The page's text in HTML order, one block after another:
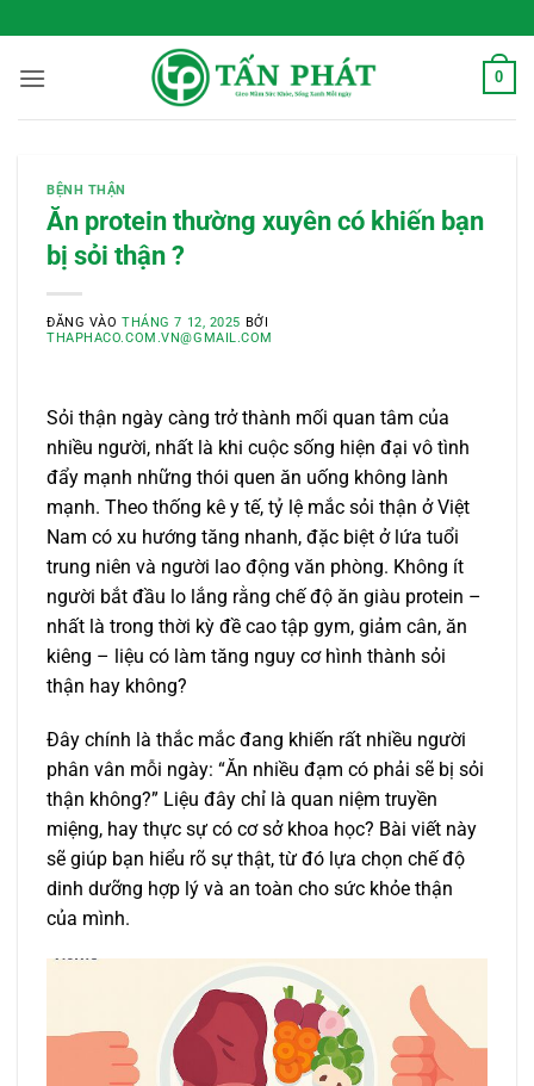
qua
nội
0
BỆNH THẬN
Ăn protein thường xuyên có khiến bạn
bị sỏi thận ?
ĐĂNG VÀOTHÁNG 7 12, 2025 BỞI
THAPHACO.COM.VN@GMAIL.COM
Sỏi thận ngày càng trở thành mối quan tâm của
nhiều người, nhất là khi cuộc sống hiện đại vô tình
đẩy mạnh những thói quen ăn uống không lành
mạnh. Theo thống kê y tế, tỷ lệ mắc sỏi thận ở Việt
Nam có xu hướng tăng nhanh, đặc biệt ở lứa tuổi
trung niên và người lao động văn phòng. Không ít
người bắt đầu lo lắng rằng chế độ ăn giàu protein –
nhất là trong thời kỳ đề cao tập gym, giảm cân, ăn
kiêng – liệu có làm tăng nguy cơ hình thành sỏi
thận hay không?
Đây chính là thắc mắc đang khiến rất nhiều người
phân vân mỗi ngày: “Ăn nhiều đạm có phải sẽ bị sỏi
thận không?” Liệu đây chỉ là quan niệm truyền
miệng, hay thực sự có cơ sở khoa học? Bài viết này
sẽ giúp bạn hiểu rõ sự thật, từ đó lựa chọn chế độ
dinh dưỡng hợp lý và an toàn cho sức khỏe thận
của mình.